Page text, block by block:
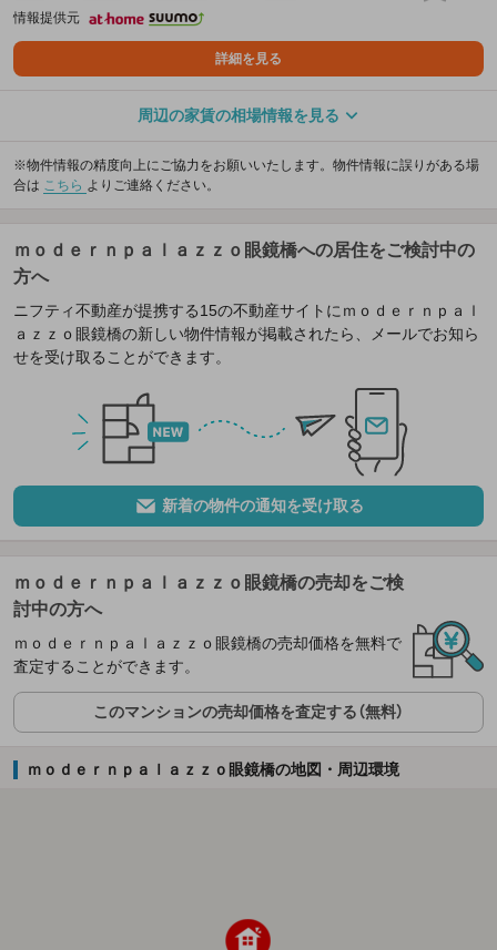
情報提供元
詳細を見る
周辺の家賃の相場情報を見る
※物件情報の精度向上にご協力をお願いいたします。物件情報に誤りがある場
合は こちら よりご連絡ください。
ｍｏｄｅｒｎｐａｌａｚｚｏ眼鏡橋への居住をご検討中の
方へ
ニフティ不動産が提携する15の不動産サイトにｍｏｄｅｒｎｐａｌ
ａｚｚｏ眼鏡橋の新しい物件情報が掲載されたら、メールでお知ら
せを受け取ることができます。
新着の物件の通知を受け取る
ｍｏｄｅｒｎｐａｌａｚｚｏ眼鏡橋の売却をご検
討中の方へ
ｍｏｄｅｒｎｐａｌａｚｚｏ眼鏡橋の売却価格を無料で
査定することができます。
このマンションの売却価格を査定する（無料）
ｍｏｄｅｒｎｐａｌａｚｚｏ眼鏡橋の地図・周辺環境